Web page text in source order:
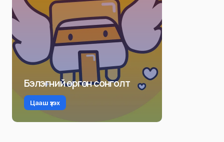
Бэлэгний өргөн сонголт
Цааш үзэх